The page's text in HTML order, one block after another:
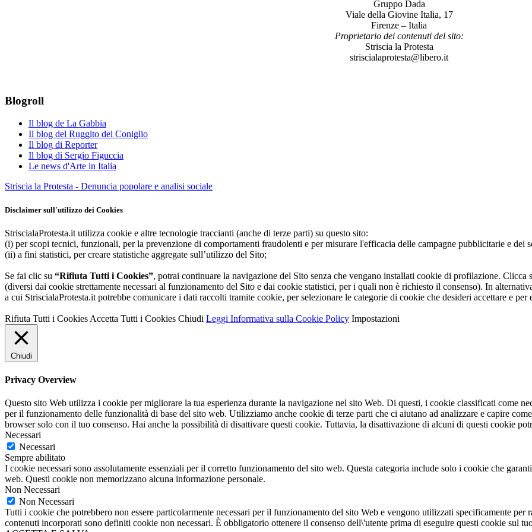
Gruppo Dada
Viale della Giovine Italia, 17
Firenze – Italia
Proprietario dei contenuti del sito:
Striscia la Protesta
striscialaprotesta@libero.it
Blogroll
Il blog de La Gabbia
Il blog del Ruggito del Coniglio
Il blog di Reporter
Il blog di Sergio Figuccia
Le news d'Arte in Italia
Striscia la Protesta - Denuncia popolare e analisi sociale
Disclaimer sull'utilizzo dei Cookies
StriscialaProtesta.it utilizza cookie e altre tecnologie traccianti (anche di terze parti) su questo sito:
(i) per scopi tecnici, funzionali, per la prevenzione di comportamenti fraudolenti e per misurare l'efficacia delle campagne pubblicitarie e dei
(ii) a fini statistici, per creare statistiche aggregate sull’utilizzo del Sito;
Se fai clic su “Rifiuta Tutti i Cookies”, potrai continuare la navigazione del Sito senza che vengano installati cookie di profilazione. Clicca
(diversi dai cookie strettamente necessari al funzionamento del Sito e dai cookie statistici, per i quali non è richiesto il consenso). In
a cui StriscialaProtesta.it potrebbe comunicare i dati raccolti tramite cookie, per selezionare le categorie di cookie che desideri accettare e
Rifiuta Tutti i Cookies Accetta Tutti i Cookies Chiudi Leggi Informativa sulla Cookie Policy Impostazioni
Chiudi
Privacy Overview
Questo sito Web utilizza i cookie per migliorare la tua esperienza durante la navigazione nel sito Web. Di questi, i cookie classificati come
per il funzionamento delle funzionalità di base del sito web. Utilizziamo anche cookie di terze parti che ci aiutano ad analizzare e capire
browser solo con il tuo consenso. Hai anche la possibilità di disattivare questi cookie. Tuttavia, la disattivazione di alcuni di questi cookie
Necessari
Necessari
Sempre abilitato
I cookie necessari sono assolutamente essenziali per il corretto funzionamento del sito web. Questa categoria include solo i cookie che
web. Questi cookie non memorizzano alcuna informazione personale.
Non Necessari
Non Necessari
Tutti i cookie che potrebbero non essere particolarmente necessari per il funzionamento del sito Web e vengono utilizzati specificamente
contenuti incorporati sono definiti cookie non necessari. È obbligatorio ottenere il consenso dell\'utente prima di eseguire questi cookie sul